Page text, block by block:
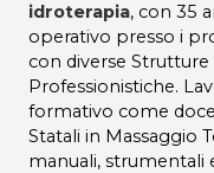
idroterapia, con 35
operativo presso i
con diverse Strutture
Professionistiche.
formativo come
Statali in Massaggio
manuali, strumentali